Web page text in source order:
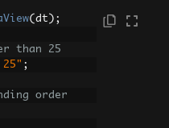
( dt );
than 25
25" ;
order